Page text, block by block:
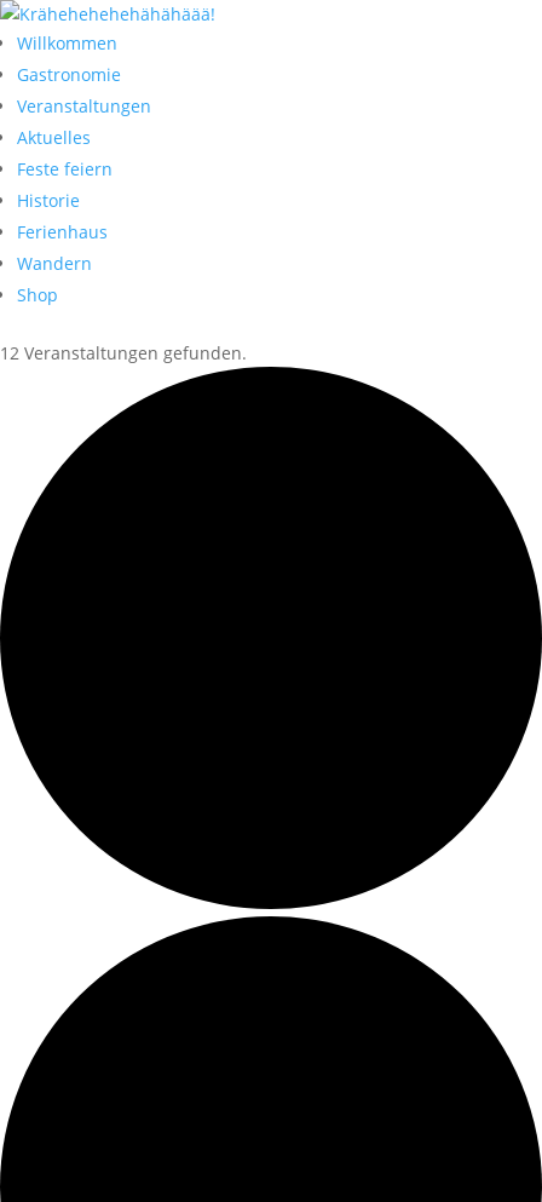
Willkommen
Gastronomie
Veranstaltungen
Aktuelles
Feste feiern
Historie
Ferienhaus
Wandern
Shop
12 Veranstaltungen gefunden.